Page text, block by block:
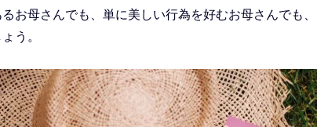
お母さんでも、単に美しい行為を好むお母さんでも、
う。